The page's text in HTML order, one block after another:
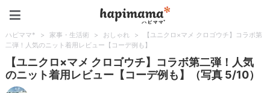
ハピママ* > 家事・生活術 > おしゃれ >
【ユニクロ×マメ クロゴウチ】コラボ第
二弾！人気のニット着用レビュー【コーデ例も】
【ユニクロ×マメ クロゴウチ】コラボ第二弾！人気
のニット着用レビュー【コーデ例も】（写真 5/10）